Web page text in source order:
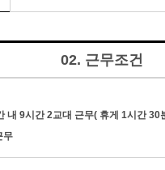
02. 근무조건
내 9시간 2교대 근무( 휴게 1시간 30
무